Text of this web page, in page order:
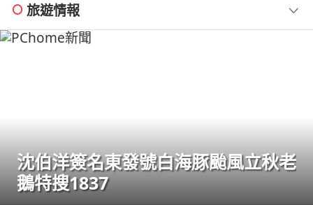
旅遊情報
沈伯洋簽名東發號白海豚颱風立秋老
鵝特搜1837